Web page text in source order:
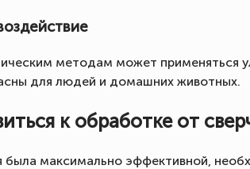
методам может применяться
для людей и домашних животных.
к обработке от
была максимально эффективной,